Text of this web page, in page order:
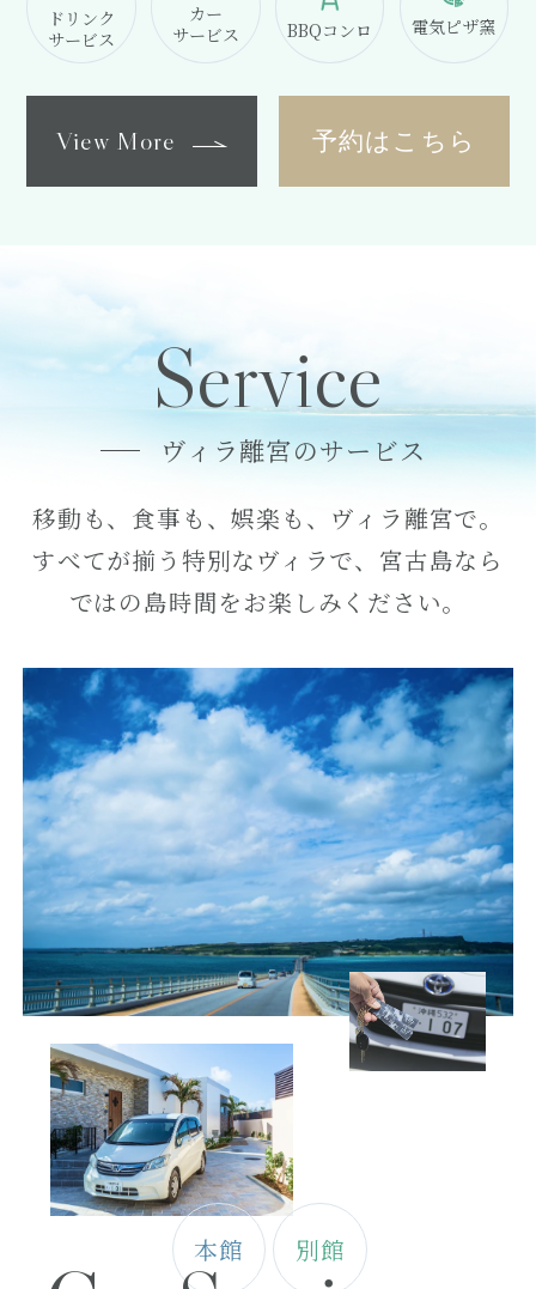
ドリンク
サービス
カー
サービス
BBQコンロ 電気ピザ窯
View More 予約はこちら
Service
ヴィラ離宮のサービス
移動も、食事も、娯楽も、ヴィラ離宮で。
すべてが揃う特別なヴィラで、宮古島なら
ではの島時間をお楽しみください。
本館 別館